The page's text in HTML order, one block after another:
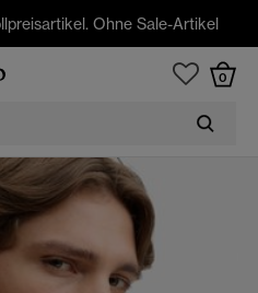
Ohne Sale-Artikel
0